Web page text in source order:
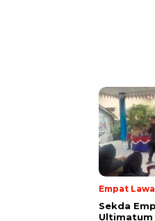
Empat
Sekda
Ultimatum